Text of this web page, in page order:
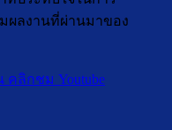
ผลงานที่ผ่านมาของ
คลิกชม Youtube